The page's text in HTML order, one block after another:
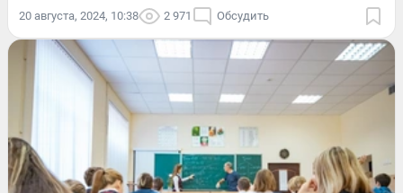
20 августа, 2024, 10:38 2 971 Обсудить